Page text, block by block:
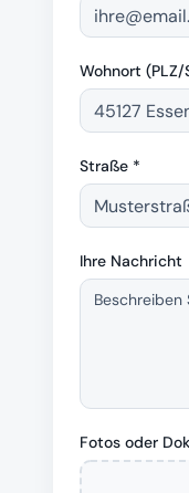
Wohnort
Straße *
Ihre Nachricht
Fotos oder